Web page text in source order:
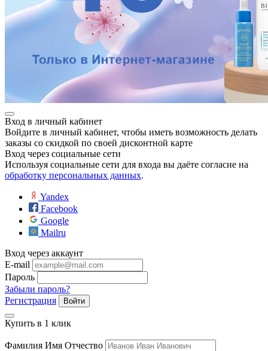
Вход в личный кабинет
Войдите в личный кабинет, чтобы иметь возможность делать
заказы со скидкой по своей дисконтной карте
Вход через социальные сети
Используя социальные сети для входа вы даёте согласие на
обработку персональных данных.
Yandex
Facebook
Google
Mailru
Вход через аккаунт
E-mail
Пароль
Забыли пароль?
Регистрация
Войти
Купить в 1 клик
Фамилия Имя Отчество